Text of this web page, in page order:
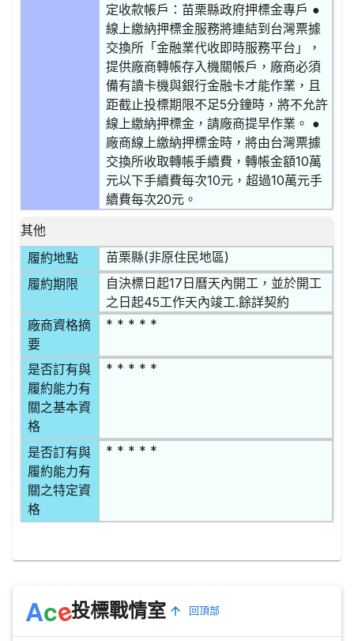
定收款帳戶：苗栗縣政府押標金專戶 ●
線上繳納押標金服務將連結到台灣票據
交換所「金融業代收即時服務平台」，
提供廠商轉帳存入機關帳戶，廠商必須
備有讀卡機與銀行金融卡才能作業，且
距截止投標期限不足5分鐘時，將不允許
線上繳納押標金，請廠商提早作業。 ●
廠商線上繳納押標金時，將由台灣票據
交換所收取轉帳手續費，轉帳金額10萬
元以下手續費每次10元，超過10萬元手
續費每次20元。
其他
履約地點
苗栗縣(非原住民地區)
履約期限
自決標日起17日曆天內開工，並於開工
之日起45工作天內竣工.餘詳契約
廠商資格摘
要
* * * * *
是否訂有與
履約能力有
關之基本資
格
* * * * *
是否訂有與
履約能力有
關之特定資
格
* * * * *
Ace投標戰情室 回頂部